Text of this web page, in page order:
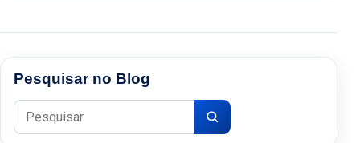
Pesquisar no Blog
Pesquisar por: